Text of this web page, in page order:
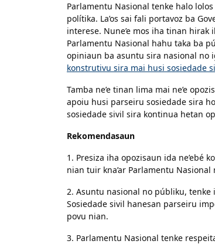
Parlamentu Nasional tenke halo
polítika. La’os sai fali portavoz ba
interese. Nune’e mos iha tinan hirak
Parlamentu Nasional hahu taka ba
opiniaun ba asuntu sira nasional no
konstrutivu sira mai husi sosiedade
Tamba ne’e tinan lima mai ne’e
apoiu husi parseiru sosiedade sira
sosiedade sivil sira kontinua hetan
Rekomendasaun
1. Presiza iha opozisaun ida ne’ebé
nian tuir kna’ar Parlamentu
2. Asuntu nasional no públiku,
Sosiedade sivil hanesan parseiru
povu nian.
3. Parlamentu Nasional tenke